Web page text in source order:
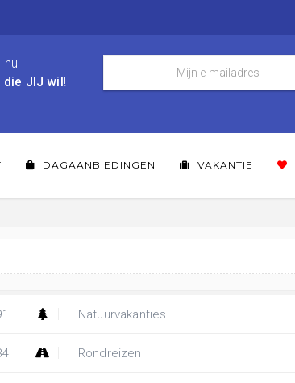
nu
JIJ wil !
DAGAANBIEDINGEN VAKANTIE
Natuurvakanties
Rondreizen